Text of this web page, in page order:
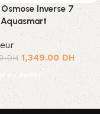
Inverse 7
DH 1,349.00 DH
au panier